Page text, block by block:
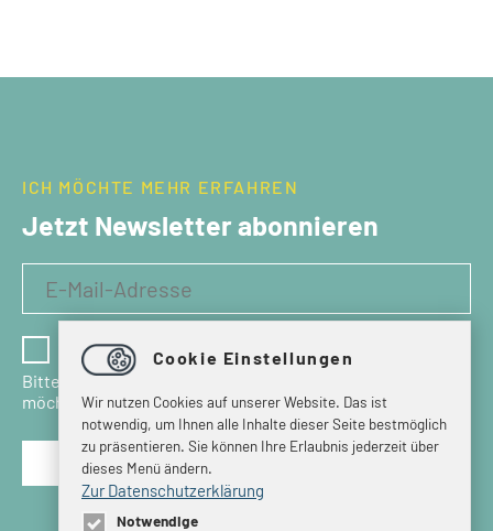
ICH MÖCHTE MEHR ERFAHREN
Jetzt Newsletter abonnieren
Ich habe die Datenschutzbestimmungen gelesen
Bitte bestätigen Sie, dass Sie den Newsletter erhalten
möchten.
Cookie Einstellungen
Wir nutzen Cookies auf unserer Website. Das ist
notwendig, um Ihnen alle Inhalte dieser Seite bestmöglich
zu präsentieren. Sie können Ihre Erlaubnis jederzeit über
dieses Menü ändern.
Zur Datenschutzerklärung
Notwendige